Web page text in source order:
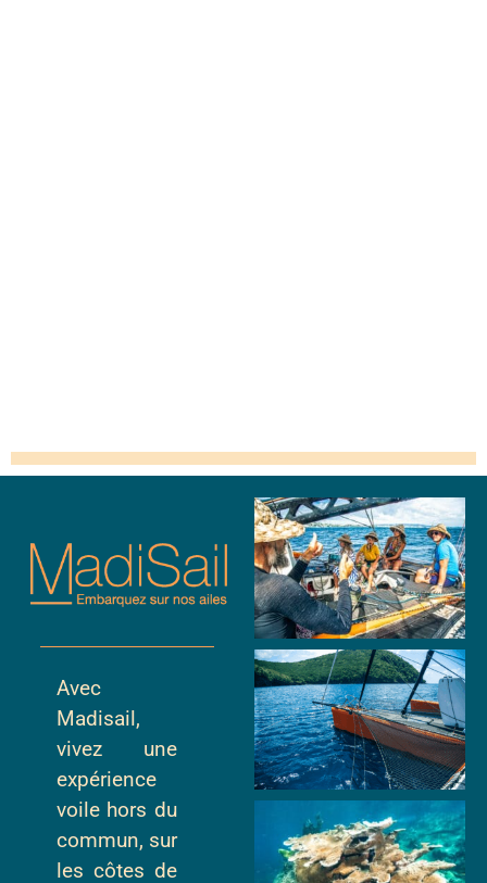
Avec
Madisail,
vivez une
expérience
voile hors du
commun, sur
les côtes de